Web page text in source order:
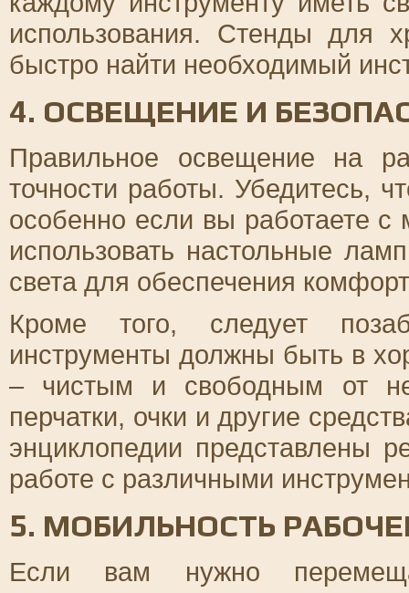
использования. Стенды для
быстро найти необходимый
4. ОСВЕЩЕНИЕ И
Правильное освещение на
точности работы. Убедитесь,
особенно если вы работаете
использовать настольные
света для обеспечения
Кроме того, следует
инструменты должны быть в
– чистым и свободным от
перчатки, очки и другие
энциклопедии представлены
работе с различными
5. МОБИЛЬНОСТЬ
Если вам нужно